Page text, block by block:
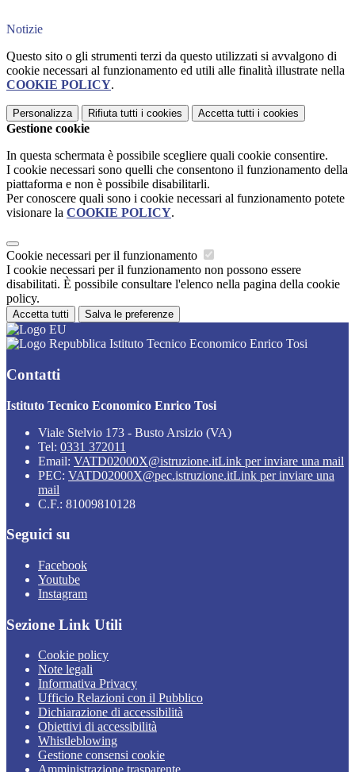
Notizie
Questo sito o gli strumenti terzi da questo utilizzati si avvalgono di
cookie necessari al funzionamento ed utili alle finalità illustrate nella
COOKIE POLICY.
Personalizza Rifiuta tutti i cookies Accetta tutti i cookies
Gestione cookie
In questa schermata è possibile scegliere quali cookie consentire.
I cookie necessari sono quelli che consentono il funzionamento della
piattaforma e non è possibile disabilitarli.
Per conoscere quali sono i cookie necessari al funzionamento potete
visionare la COOKIE POLICY.
Cookie necessari per il funzionamento
I cookie necessari per il funzionamento non possono essere
disabilitati. È possibile consultare l'elenco nella pagina della cookie
policy.
Accetta tutti Salva le preferenze
Istituto Tecnico Economico Enrico Tosi
Contatti
Istituto Tecnico Economico Enrico Tosi
Viale Stelvio 173 - Busto Arsizio (VA)
Tel: 0331 372011
Email: VATD02000X@istruzione.itLink per inviare una mail
PEC: VATD02000X@pec.istruzione.itLink per inviare una
mail
C.F.: 81009810128
Seguici su
Facebook
Youtube
Instagram
Sezione Link Utili
Cookie policy
Note legali
Informativa Privacy
Ufficio Relazioni con il Pubblico
Dichiarazione di accessibilità
Obiettivi di accessibilità
Whistleblowing
Gestione consensi cookie